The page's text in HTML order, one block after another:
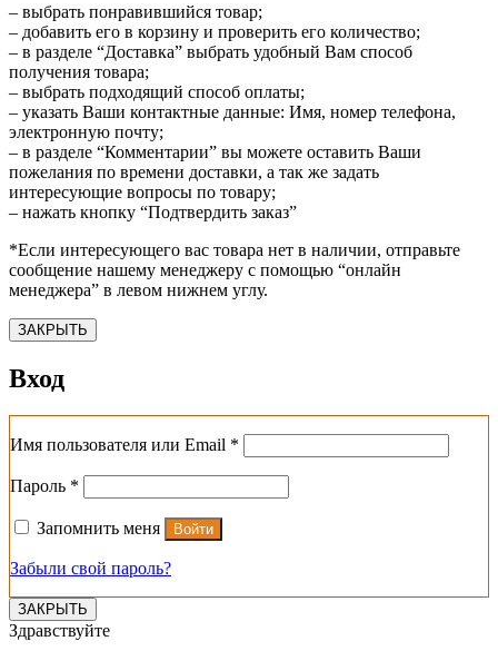
– выбрать понравившийся товар;
– добавить его в корзину и проверить его количество;
– в разделе “Доставка” выбрать удобный Вам способ
получения товара;
– выбрать подходящий способ оплаты;
– указать Ваши контактные данные: Имя, номер телефона,
электронную почту;
– в разделе “Комментарии” вы можете оставить Ваши
пожелания по времени доставки, а так же задать
интересующие вопросы по товару;
– нажать кнопку “Подтвердить заказ”
*Если интересующего вас товара нет в наличии, отправьте
сообщение нашему менеджеру с помощью “онлайн
менеджера” в левом нижнем углу.
ЗАКРЫТЬ
Вход
Имя пользователя или Email *
Пароль *
Запомнить меня Войти
Забыли свой пароль?
ЗАКРЫТЬ
Здравствуйте